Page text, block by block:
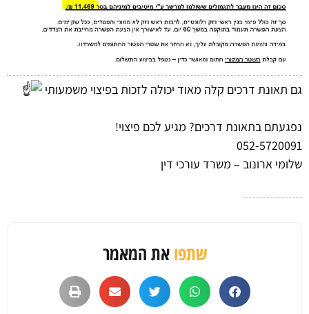
גם תאונת דרכים קלה מאוד יכולה לזכות בפיצוי משמעותי
נפגעתם בתאונת דרכים? מגיע לכם פיצוי!
052-5720091
שלומי ארונוב – משרד עורכי דין
שתפואת המאמר